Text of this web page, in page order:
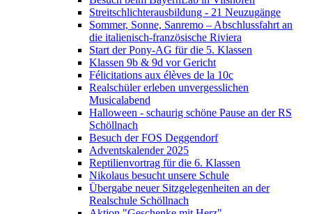
Streitschlichterausbildung - 21 Neuzugänge
Sommer, Sonne, Sanremo – Abschlussfahrt an
die italienisch-französische Riviera
Start der Pony-AG für die 5. Klassen
Klassen 9b & 9d vor Gericht
Félicitations aux élèves de la 10c
Realschüler erleben unvergesslichen
Musicalabend
Halloween - schaurig schöne Pause an der RS
Schöllnach
Besuch der FOS Deggendorf
Adventskalender 2025
Reptilienvortrag für die 6. Klassen
Nikolaus besucht unsere Schule
Übergabe neuer Sitzgelegenheiten an der
Realschule Schöllnach